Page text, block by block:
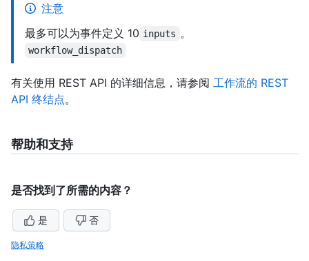
注意
最多可以为事件定义 10 inputs 。
workflow_dispatch
有关使用 REST API 的详细信息，请参阅 工作流的 REST
API 终结点。
帮助和支持
是否找到了所需的内容？
是 否
隐私策略